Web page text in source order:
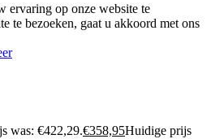
ervaring op onze website te
te bezoeken, gaat u akkoord met ons
was: €422,29.€358,95Huidige prijs